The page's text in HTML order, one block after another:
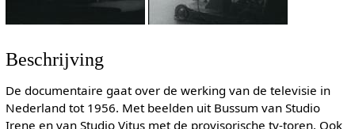
Beschrijving
De documentaire gaat over de werking van de televisie in
Nederland tot 1956. Met beelden uit Bussum van Studio
Irene en van Studio Vitus met de provisorische tv-toren. Ook